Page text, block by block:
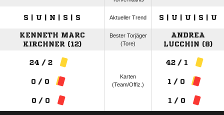
S | U | N | S | S Aktueller Trend S | U | U | S | U
KENNETH MARC
KIRCHNER (12)
Bester Torjäger
(Tore)
ANDREA
LUCCHIN (8)
24 / 2
0 / 0
0 / 0
Karten
(Team/Offiz.)
42 / 1
1 / 0
1 / 0